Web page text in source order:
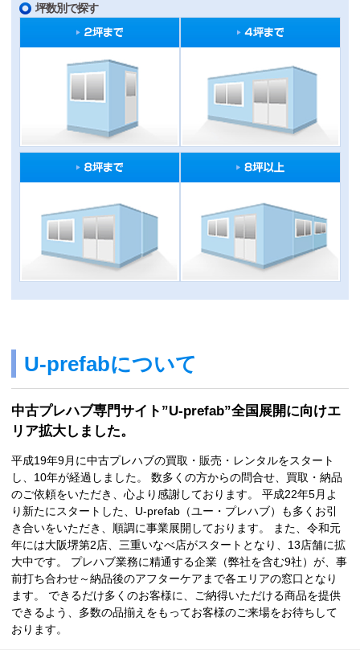
坪数別で探す
U-prefabについて
中古プレハブ専門サイト”U-prefab”全国展開に向けエ
リア拡大しました。
平成19年9月に中古プレハブの買取・販売・レンタルをスタート
し、10年が経過しました。 数多くの方からの問合せ、買取・納品
のご依頼をいただき、心より感謝しております。 平成22年5月よ
り新たにスタートした、U-prefab（ユー・プレハブ）も多くお引
き合いをいただき、順調に事業展開しております。 また、令和元
年には大阪堺第2店、三重いなべ店がスタートとなり、13店舗に拡
大中です。 プレハブ業務に精通する企業（弊社を含む9社）が、事
前打ち合わせ～納品後のアフターケアまで各エリアの窓口となり
ます。 できるだけ多くのお客様に、ご納得いただける商品を提供
できるよう、多数の品揃えをもってお客様のご来場をお待ちして
おります。